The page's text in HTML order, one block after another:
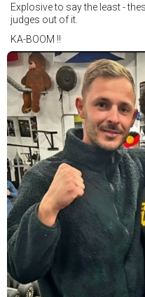
Explosive to say the least -
judges out of it.
KA-BOOM !!